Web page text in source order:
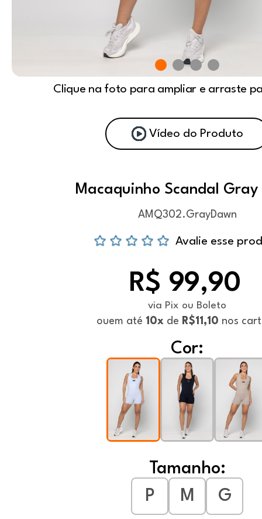
Clique na foto para ampliar e arraste
Vídeo do Produto
Macaquinho Scandal Gray
AMQ302.GrayDawn
Avalie esse
R$ 99,90
via Pix ou Boleto
ouem até 10xde R$11,10 nos
Cor:
Tamanho:
P
M G